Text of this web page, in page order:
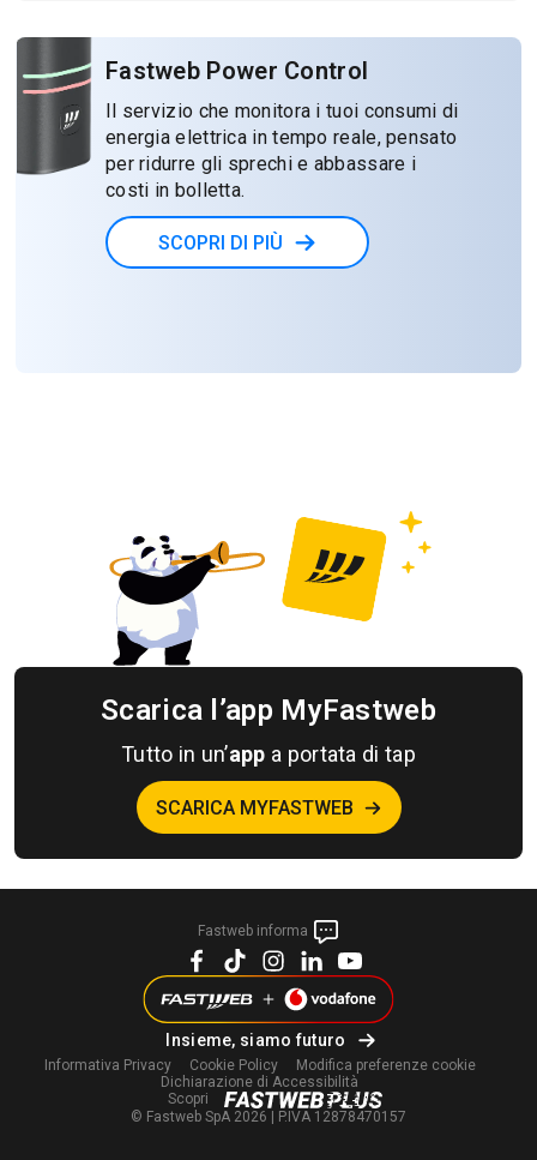
Fastweb Power Control
Il servizio che monitora i tuoi consumi di
energia elettrica in tempo reale, pensato
per ridurre gli sprechi e abbassare i
costi in bolletta.
SCOPRI DI PIÙ
Scarica l’app MyFastweb
Tutto in un’app a portata di tap
SCARICA MYFASTWEB
© Fastweb SpA 2026 | P.IVA 12878470157
Fastweb informa
Insieme, siamo futuro
Informativa Privacy Cookie Policy Modifica preferenze cookie
Dichiarazione di Accessibilità
Scopri